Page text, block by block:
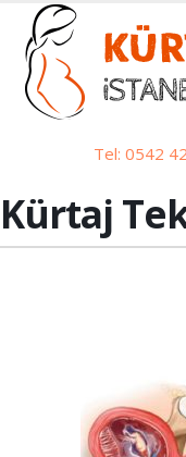
Tel: 0542
Kürtaj